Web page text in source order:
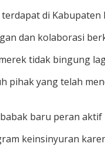
di Kabupaten
dan kolaborasi
tidak bingung
pihak yang telah
baru peran aktif
keinsinyuran